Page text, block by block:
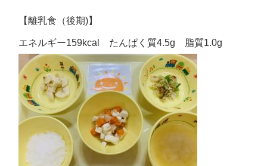
【離乳食（後期)】
エネルギー159kcal たんぱく質4.5g 脂質1.0g